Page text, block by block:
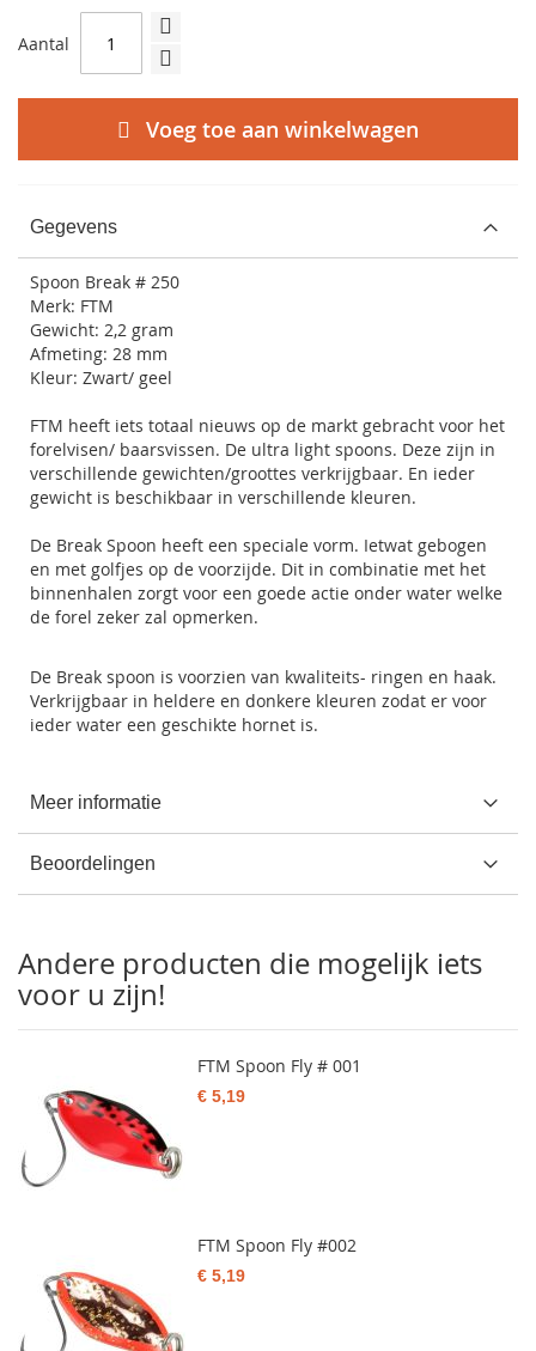
Aantal
Voeg toe aan winkelwagen
Gegevens
Spoon Break # 250
Merk: FTM
Gewicht: 2,2 gram
Afmeting: 28 mm
Kleur: Zwart/ geel
FTM heeft iets totaal nieuws op de markt gebracht voor het
forelvisen/ baarsvissen. De ultra light spoons. Deze zijn in
verschillende gewichten/groottes verkrijgbaar. En ieder
gewicht is beschikbaar in verschillende kleuren.
De Break Spoon heeft een speciale vorm. Ietwat gebogen
en met golfjes op de voorzijde. Dit in combinatie met het
binnenhalen zorgt voor een goede actie onder water welke
de forel zeker zal opmerken.
De Break spoon is voorzien van kwaliteits- ringen en haak.
Verkrijgbaar in heldere en donkere kleuren zodat er voor
ieder water een geschikte hornet is.
Meer informatie
Beoordelingen
Andere producten die mogelijk iets
voor u zijn!
FTM Spoon Fly # 001
€ 5,19
FTM Spoon Fly #002
€ 5,19